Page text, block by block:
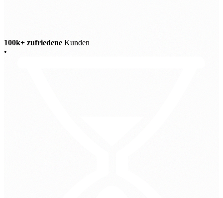
100k+ zufriedene Kunden
•